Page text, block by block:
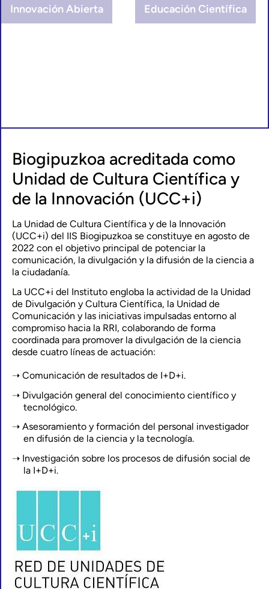
Innovación Abierta Educación Científica
Biogipuzkoa acreditada como
Unidad de Cultura Científica y
de la Innovación (UCC+i)
La Unidad de Cultura Científica y de la Innovación
(UCC+i) del IIS Biogipuzkoa se constituye en agosto de
2022 con el objetivo principal de potenciar la
comunicación, la divulgación y la difusión de la ciencia a
la ciudadanía.
La UCC+i del Instituto engloba la actividad de la Unidad
de Divulgación y Cultura Científica, la Unidad de
Comunicación y las iniciativas impulsadas entorno al
compromiso hacia la RRI, colaborando de forma
coordinada para promover la divulgación de la ciencia
desde cuatro líneas de actuación:
Comunicación de resultados de I+D+i.
Divulgación general del conocimiento científico y
tecnológico.
Asesoramiento y formación del personal investigador
en difusión de la ciencia y la tecnología.
Investigación sobre los procesos de difusión social de
la I+D+i.